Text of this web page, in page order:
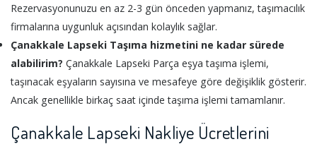
Rezervasyonunuzu en az 2-3 gün önceden yapmanız, taşımacılık
firmalarına uygunluk açısından kolaylık sağlar.
Çanakkale Lapseki Taşıma hizmetini ne kadar sürede
alabilirim? Çanakkale Lapseki Parça eşya taşıma işlemi,
taşınacak eşyaların sayısına ve mesafeye göre değişiklik gösterir.
Ancak genellikle birkaç saat içinde taşıma işlemi tamamlanır.
Çanakkale Lapseki Nakliye Ücretlerini